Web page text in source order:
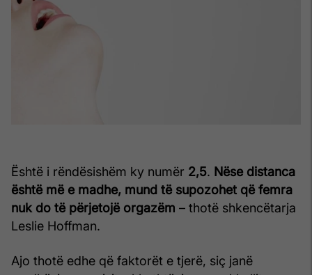
Është i rëndësishëm ky numër 2,5. Nëse distanca
është më e madhe, mund të supozohet që femra
nuk do të përjetojë orgazëm – thotë shkencëtarja
Leslie Hoffman.
Ajo thotë edhe që faktorët e tjerë, siç janë